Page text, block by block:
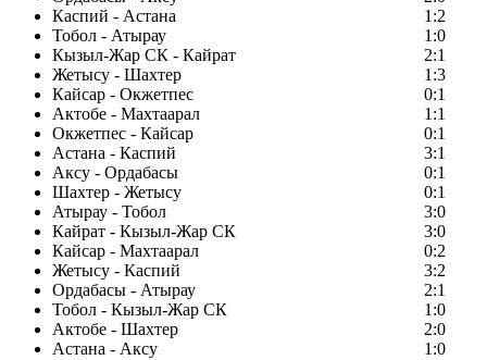
Каспий - Астана
1:2
Тобол - Атырау
1:0
Кызыл-Жар СК - Кайрат
2:1
Жетысу - Шахтер
1:3
Кайсар - Окжетпес
0:1
Актобе - Махтаарал
1:1
Окжетпес - Кайсар
0:1
Астана - Каспий
3:1
Аксу - Ордабасы
0:1
Шахтер - Жетысу
0:1
Атырау - Тобол
3:0
Кайрат - Кызыл-Жар СК
3:0
Кайсар - Махтаарал
0:2
Жетысу - Каспий
3:2
Ордабасы - Атырау
2:1
Тобол - Кызыл-Жар СК
1:0
Актобе - Шахтер
2:0
Астана - Аксу
1:0